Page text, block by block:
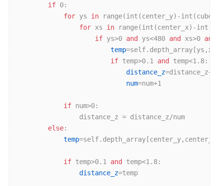
if 0:
for ys in range(int(center_y)-
for xs in range(int(center_x)-
if ys>0 and ys<480 and xs>0 and
temp
if temp>0.1 and
temp<1.8:
distance_z
num=num+1
if num>0:
                distance_z = distance_z/num
else:
temp
if temp>0.1 and
temp<1.8:
distance_z=temp